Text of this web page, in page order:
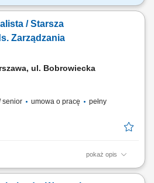
sprawdzanie dokumentacji
sieci wodociągowej oraz wszystkich
do przyjęcia do eksploatacji i na
korespondencji w zakresie
/ Starsza
Zarządzania
ul. Bobrowiecka
senior umowa o pracę
pełny
pokaż opis
i optymalizować procesy